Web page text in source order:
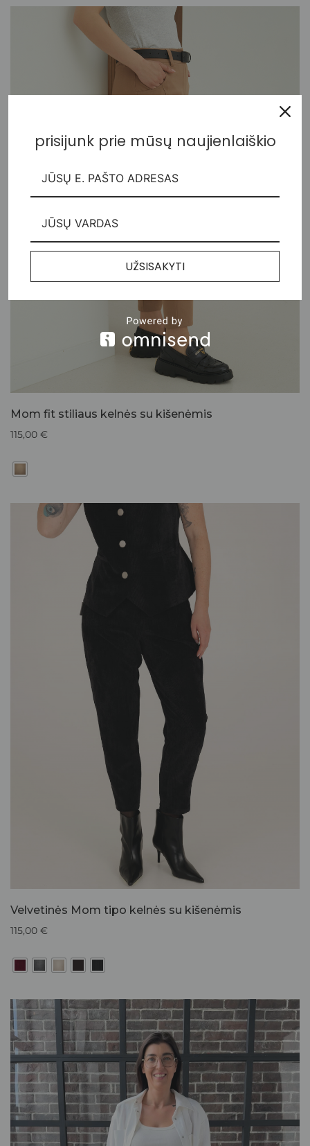
Mom fit stiliaus kelnės su kišenėmis
115,00 €
Velvetinės Mom tipo kelnės su kišenėmis
115,00 €
prisijunk prie mūsų naujienlaiškio
UŽSISAKYTI